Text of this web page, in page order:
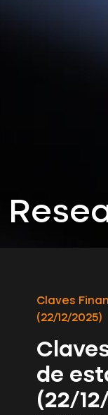
Claves
(22/12/2025)
de
(22/